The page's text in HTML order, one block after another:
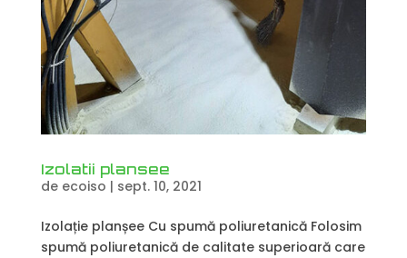
Izolatii plansee
de ecoiso | sept. 10, 2021
Izolație planșee Cu spumă poliuretanică Folosim
spumă poliuretanică de calitate superioară care